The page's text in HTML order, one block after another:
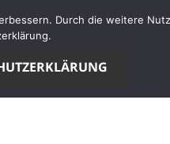
Durch die weitere